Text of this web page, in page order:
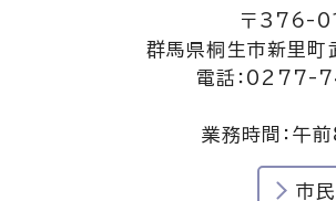
〒376-
群馬県桐生市新里
電話：0277-
業務時間：午
市